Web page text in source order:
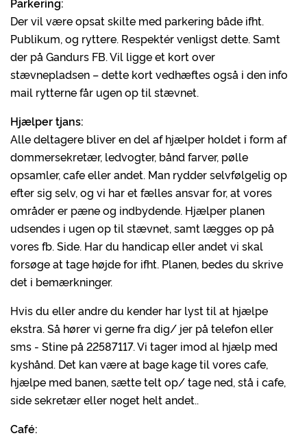
Der vil være opsat skilte med parkering både ifht.
Publikum, og ryttere. Respektér venligst dette. Samt
der på Gandurs FB. Vil ligge et kort over
stævnepladsen – dette kort vedhæftes også i den info
mail rytterne får ugen op til stævnet.
Hjælper tjans:
Alle deltagere bliver en del af hjælper holdet i form af
dommersekretær, ledvogter, bånd farver, pølle
opsamler, cafe eller andet. Man rydder selvfølgelig op
efter sig selv, og vi har et fælles ansvar for, at vores
områder er pæne og indbydende. Hjælper planen
udsendes i ugen op til stævnet, samt lægges op på
vores fb. Side. Har du handicap eller andet vi skal
forsøge at tage højde for ifht. Planen, bedes du skrive
det i bemærkninger.
Hvis du eller andre du kender har lyst til at hjælpe
ekstra. Så hører vi gerne fra dig/ jer på telefon eller
sms - Stine på 22587117. Vi tager imod al hjælp med
kyshånd. Det kan være at bage kage til vores cafe,
hjælpe med banen, sætte telt op/ tage ned, stå i cafe,
side sekretær eller noget helt andet..
Café: